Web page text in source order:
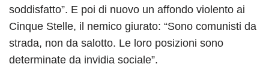
soddisfatto”. E poi di nuovo un affondo violento ai
Cinque Stelle, il nemico giurato: “Sono comunisti da
strada, non da salotto. Le loro posizioni sono
determinate da invidia sociale”.